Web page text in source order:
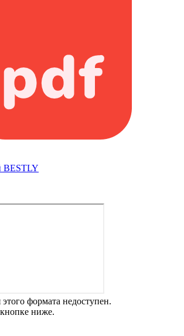
BESTLY
формата недоступен.
ниже.